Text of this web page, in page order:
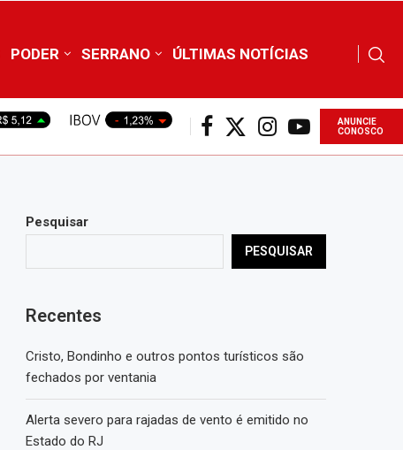
PODER SERRANO ÚLTIMAS NOTÍCIAS
ANUNCIE
CONOSCO
Pesquisar
PESQUISAR
Recentes
Cristo, Bondinho e outros pontos turísticos são
fechados por ventania
Alerta severo para rajadas de vento é emitido no
Estado do RJ